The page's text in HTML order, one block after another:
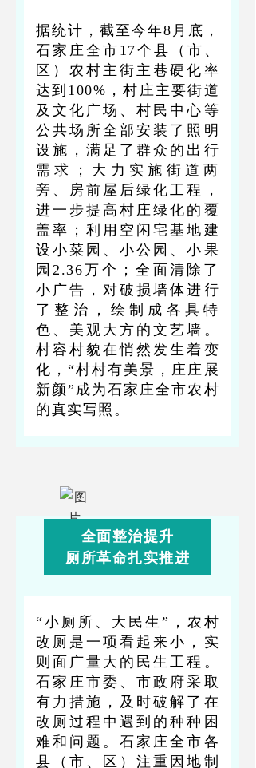
据统计，截至今年8月底，
石家庄全市17个县（市、
区）农村主街主巷硬化率
达到100%，村庄主要街道
及文化广场、村民中心等
公共场所全部安装了照明
设施，满足了群众的出行
需求；大力实施街道两
旁、房前屋后绿化工程，
进一步提高村庄绿化的覆
盖率；利用空闲宅基地建
设小菜园、小公园、小果
园2.36万个；全面清除了
小广告，对破损墙体进行
了整治，绘制成各具特
色、美观大方的文艺墙。
村容村貌在悄然发生着变
化，“村村有美景，庄庄展
新颜”成为石家庄全市农村
的真实写照。
全面整治提升
厕所革命扎实推进
“小厕所、大民生”，农村
改厕是一项看起来小，实
则面广量大的民生工程。
石家庄市委、市政府采取
有力措施，及时破解了在
改厕过程中遇到的种种困
难和问题。石家庄全市各
县（市、区）注重因地制